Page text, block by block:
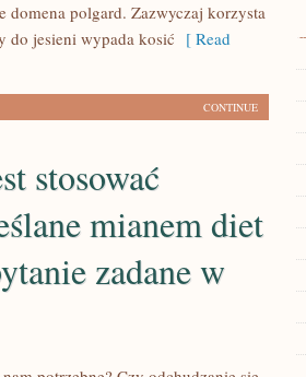
domena polgard. Zazwyczaj korzysta
do jesieni wypada kosić [ Read
CONTINUE
stosować
mianem diet
zadane w